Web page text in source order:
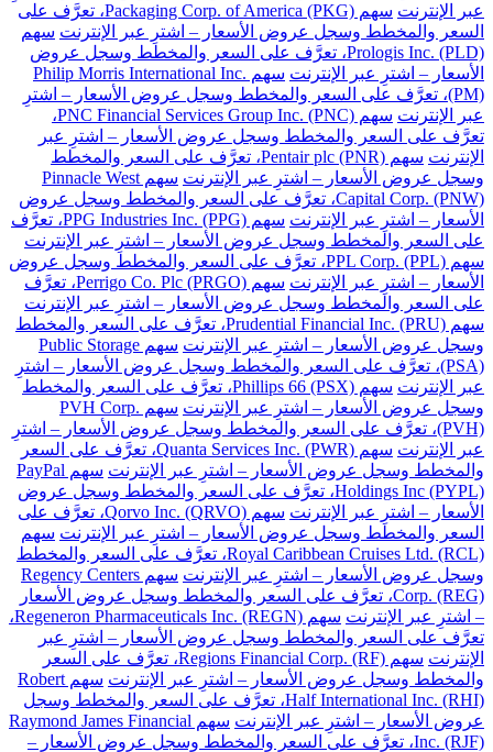
عبر الإنترنت
سهم Packaging Corp. of America (PKG)، تعرَّف على
السعر والمخطط وسجل عروض الأسعار – اشترِ عبر الإنترنت سهم
Prologis Inc. (PLD)، تعرَّف على السعر والمخطط وسجل عروض
الأسعار – اشترِ عبر الإنترنت
سهم Philip Morris International Inc.
(PM)، تعرَّف على السعر والمخطط وسجل عروض الأسعار – اشترِ
عبر الإنترنت
سهم PNC Financial Services Group Inc. (PNC)،
تعرَّف على السعر والمخطط وسجل عروض الأسعار – اشترِ عبر
الإنترنت
سهم Pentair plc (PNR)، تعرَّف على السعر والمخطط
وسجل عروض الأسعار – اشترِ عبر الإنترنت
سهم Pinnacle West
Capital Corp. (PNW)، تعرَّف على السعر والمخطط وسجل عروض
الأسعار – اشترِ عبر الإنترنت
سهم PPG Industries Inc. (PPG)، تعرَّف
على السعر والمخطط وسجل عروض الأسعار – اشترِ عبر الإنترنت
سهم PPL Corp. (PPL)، تعرَّف على السعر والمخطط وسجل عروض
الأسعار – اشترِ عبر الإنترنت
سهم Perrigo Co. Plc (PRGO)، تعرَّف
على السعر والمخطط وسجل عروض الأسعار – اشترِ عبر الإنترنت
سهم Prudential Financial Inc. (PRU)، تعرَّف على السعر والمخطط
وسجل عروض الأسعار – اشترِ عبر الإنترنت
سهم Public Storage
(PSA)، تعرَّف على السعر والمخطط وسجل عروض الأسعار – اشترِ
عبر الإنترنت
سهم Phillips 66 (PSX)، تعرَّف على السعر والمخطط
وسجل عروض الأسعار – اشترِ عبر الإنترنت
سهم PVH Corp.
(PVH)، تعرَّف على السعر والمخطط وسجل عروض الأسعار – اشترِ
عبر الإنترنت
سهم Quanta Services Inc. (PWR)، تعرَّف على السعر
والمخطط وسجل عروض الأسعار – اشترِ عبر الإنترنت
سهم PayPal
Holdings Inc (PYPL)، تعرَّف على السعر والمخطط وسجل عروض
الأسعار – اشترِ عبر الإنترنت
سهم Qorvo Inc. (QRVO)، تعرَّف على
السعر والمخطط وسجل عروض الأسعار – اشترِ عبر الإنترنت سهم
Royal Caribbean Cruises Ltd. (RCL)، تعرَّف على السعر والمخطط
وسجل عروض الأسعار – اشترِ عبر الإنترنت
سهم Regency Centers
Corp. (REG)، تعرَّف على السعر والمخطط وسجل عروض الأسعار
– اشترِ عبر الإنترنت
سهم Regeneron Pharmaceuticals Inc. (REGN)،
تعرَّف على السعر والمخطط وسجل عروض الأسعار – اشترِ عبر
الإنترنت
سهم Regions Financial Corp. (RF)، تعرَّف على السعر
والمخطط وسجل عروض الأسعار – اشترِ عبر الإنترنت
سهم Robert
Half International Inc. (RHI)، تعرَّف على السعر والمخطط وسجل
عروض الأسعار – اشترِ عبر الإنترنت
سهم Raymond James Financial
Inc. (RJF)، تعرَّف على السعر والمخطط وسجل عروض الأسعار –